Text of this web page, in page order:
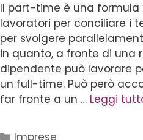
Il part-time è una formula
lavoratori per conciliare i
per svolgere
in quanto, a fronte di una
dipendente può lavorare
un full-time. Può però
far fronte a un … Leggi